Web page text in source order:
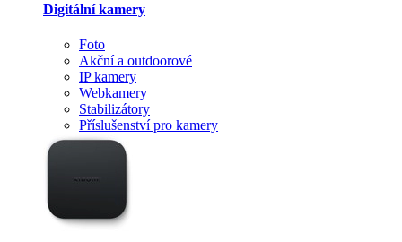
Digitální kamery
Foto
Akční a outdoorové
IP kamery
Webkamery
Stabilizátory
Příslušenství pro kamery